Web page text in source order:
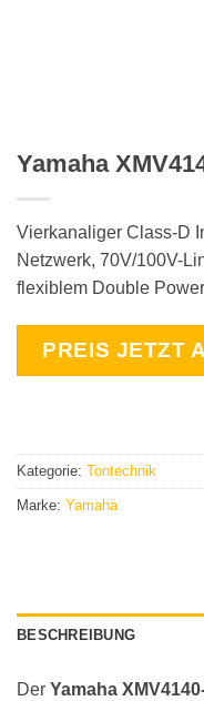
Yamaha
Vierkanaliger Class-D
Netzwerk, 70V/100V-
flexiblem Double
PREIS JETZT
Kategorie: Tontechnik
Marke: Yamaha
BESCHREIBUNG
Der Yamaha